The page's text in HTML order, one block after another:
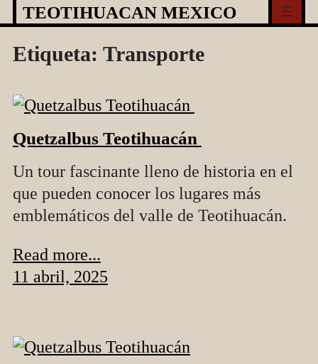
Skip
to
content
TEOTIHUACAN MEXICO
Etiqueta: Transporte
Quetzalbus Teotihuacán
Un tour fascinante lleno de historia en el
que pueden conocer los lugares más
emblemáticos del valle de Teotihuacán.
Read more...
11 abril, 2025